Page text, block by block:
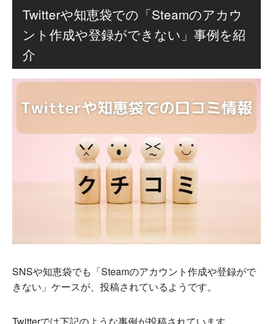
Twitterや知恵袋での「Steamのアカウ
ント作成や登録ができない」事例を紹
介
SNSや知恵袋でも「Steamのアカウント作成や登録がで
きない」ケースが、投稿されているようです。